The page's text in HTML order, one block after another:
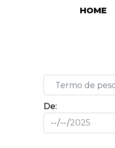
HOME
De: